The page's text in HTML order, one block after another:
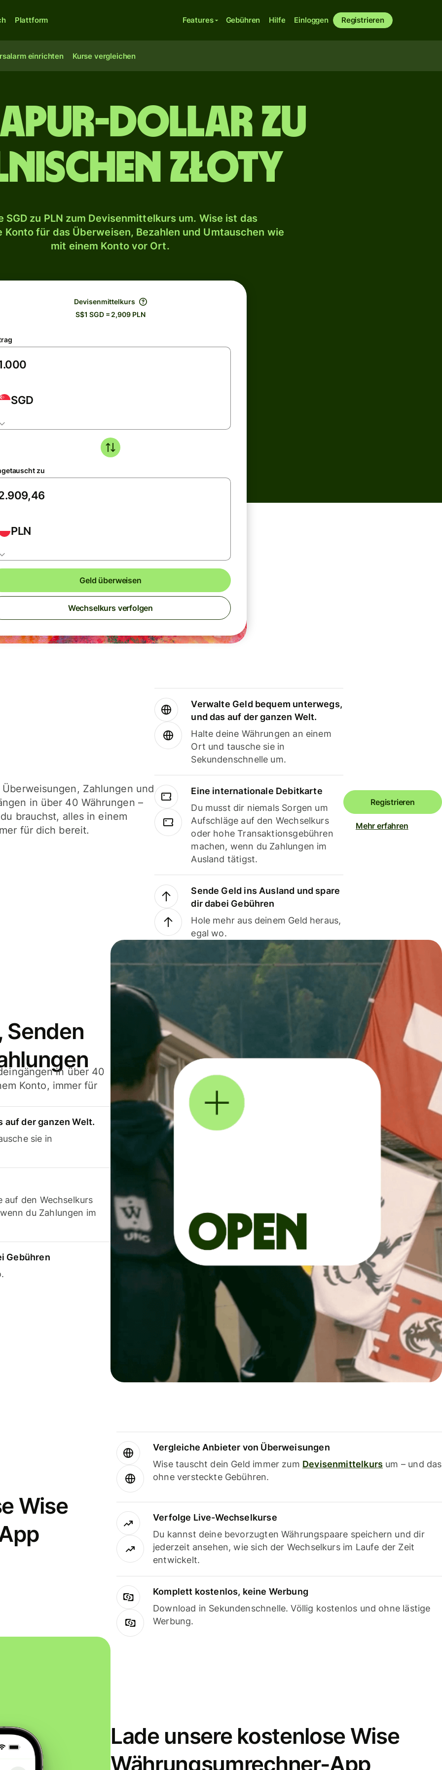
Plattform Features Gebühren Hilfe Einloggen Registrieren
einrichten Kurse vergleichen
Dollar zu
Złoty
SGD zu PLN zum Devisenmittelkurs um. Wise ist das
Konto für das Überweisen, Bezahlen und Umtauschen wie
mit einem Konto vor Ort.
Devisenmittelkurs
S$1 SGD = 2,909 PLN
SGD
zu
PLN
Geld überweisen
Wechselkurs verfolgen
Zahlungen und
in über 40 Währungen –
brauchst, alles in einem
für dich bereit.
Verwalte Geld bequem unterwegs,
und das auf der ganzen Welt.
Halte deine Währungen an einem
Ort und tausche sie in
Sekundenschnelle um.
Eine internationale Debitkarte
Du musst dir niemals Sorgen um
Aufschläge auf den Wechselkurs
oder hohe Transaktionsgebühren
machen, wenn du Zahlungen im
Ausland tätigst.
Sende Geld ins Ausland und spare
dir dabei Gebühren
Hole mehr aus deinem Geld heraus,
egal wo.
Registrieren
Mehr erfahren
Senden
in über 40
Konto, immer für
auf der ganzen Welt.
sie in
auf den Wechselkurs
du Zahlungen im
Gebühren
Wise
Vergleiche Anbieter von Überweisungen
Wise tauscht dein Geld immer zum Devisenmittelkurs um – und das
ohne versteckte Gebühren.
Verfolge Live-Wechselkurse
Du kannst deine bevorzugten Währungspaare speichern und dir
jederzeit ansehen, wie sich der Wechselkurs im Laufe der Zeit
entwickelt.
Komplett kostenlos, keine Werbung
Download in Sekundenschnelle. Völlig kostenlos und ohne lästige
Werbung.
Lade unsere kostenlose Wise
Währungsumrechner-App